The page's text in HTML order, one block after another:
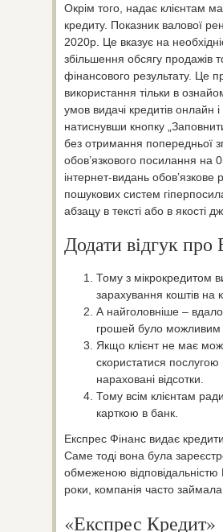
Окрім того, надає клієнтам
кредиту. Показник валової
2020р. Це вказує на
збільшення обсягу продажів
фінансового результату. Це
використання тільки в
умов видачі кредитів онлайн
натиснувши кнопку
без отримання попередньої
обов’язкового посилання на
інтернет-видань
пошукових систем
абзацу в тексті або в якості
Додати відгук
Тому з мікрокредитом
зарахування коштів на
А найголовніше –
грошей було можливим
Якщо клієнт не має
скористатися
нараховані відсотки.
Тому всім клієнтам
карткою в банк.
Експрес Фінанс видає
Саме тоді вона була
обмеженою
роки, компанія часто
«Експрес Кредит»